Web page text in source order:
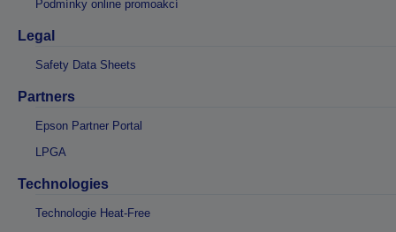
Podmínky online promoakcí
Legal
Safety Data Sheets
Partners
Epson Partner Portal
LPGA
Technologies
Technologie Heat-Free